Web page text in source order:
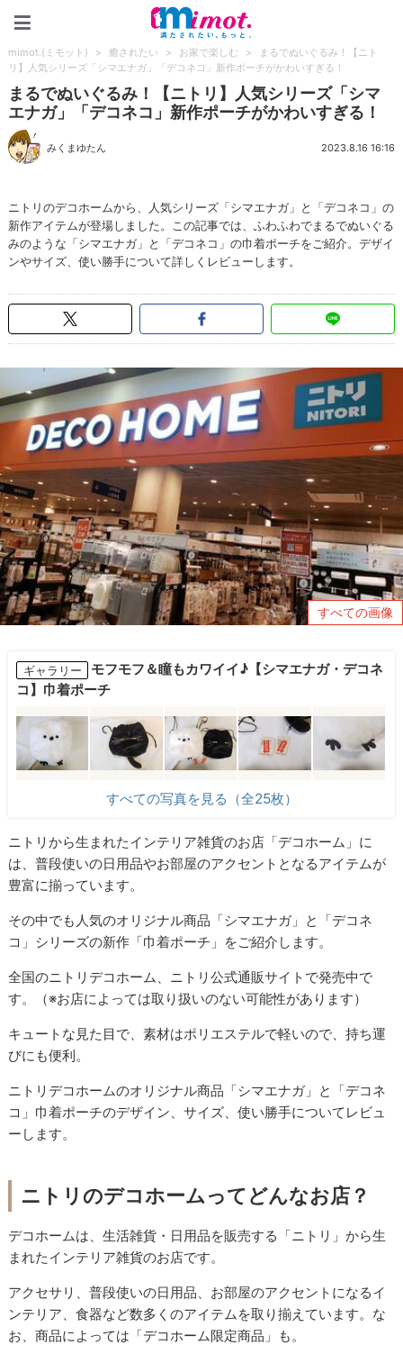
mimot.(ミモット) > 癒されたい > お家で楽しむ >
まるでぬいぐるみ！【ニト
リ】人気シリーズ「シマエナガ」「デコネコ」新作ポーチがかわいすぎる！
まるでぬいぐるみ！【ニトリ】人気シリーズ「シマ
エナガ」「デコネコ」新作ポーチがかわいすぎる！
みくまゆたん 2023.8.16 16:16
ニトリのデコホームから、人気シリーズ「シマエナガ」と「デコネコ」の
新作アイテムが登場しました。この記事では、ふわふわでまるでぬいぐる
みのような「シマエナガ」と「デコネコ」の巾着ポーチをご紹介。デザイ
ンやサイズ、使い勝手について詳しくレビューします。
すべての画像
ギャラリー
モフモフ＆瞳もカワイイ♪【シマエナガ・デコネ
コ】巾着ポーチ
すべての写真を見る（全25枚）
ニトリから生まれたインテリア雑貨のお店「デコホーム」に
は、普段使いの日用品やお部屋のアクセントとなるアイテムが
豊富に揃っています。
その中でも人気のオリジナル商品「シマエナガ」と「デコネ
コ」シリーズの新作「巾着ポーチ」をご紹介します。
全国のニトリデコホーム、ニトリ公式通販サイトで発売中で
す。（※お店によっては取り扱いのない可能性があります）
キュートな見た目で、素材はポリエステルで軽いので、持ち運
びにも便利。
ニトリデコホームのオリジナル商品「シマエナガ」と「デコネ
コ」巾着ポーチのデザイン、サイズ、使い勝手についてレビュ
ーします。
ニトリのデコホームってどんなお店？
デコホームは、生活雑貨・日用品を販売する「ニトリ」から生
まれたインテリア雑貨のお店です。
アクセサリ、普段使いの日用品、お部屋のアクセントになるイ
ンテリア、食器など数多くのアイテムを取り揃えています。な
お、商品によっては「デコホーム限定商品」も。